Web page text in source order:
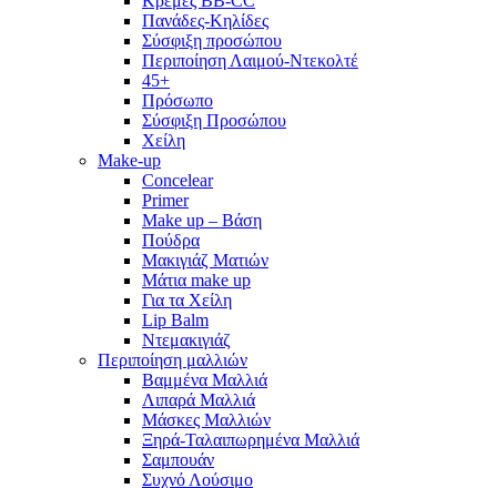
Πανάδες-Κηλίδες
Σύσφιξη προσώπου
Περιποίηση Λαιμού-Ντεκολτέ
45+
Πρόσωπο
Σύσφιξη Προσώπου
Χείλη
Make-up
Concelear
Primer
Make up – Βάση
Πούδρα
Μακιγιάζ Ματιών
Μάτια make up
Για τα Χείλη
Lip Balm
Ντεμακιγιάζ
Περιποίηση μαλλιών
Βαμμένα Μαλλιά
Λιπαρά Μαλλιά
Μάσκες Μαλλιών
Ξηρά-Ταλαιπωρημένα Μαλλιά
Σαμπουάν
Συχνό Λούσιμο